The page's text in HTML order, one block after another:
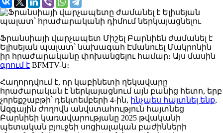
Ֆրանսիայի վարչապետ Միշել Բարնիեն ժամանել է
Ելիսեյան պալատ՝ նախագահ Էմանուել Մակրոնին
իր հրաժարականը փոխանցելու համար։ Այս մասին
գրում է BFMTV-ն։
Հաղորդվում է, որ կաբինետի ղեկավարը
հրաժարական է ներկայացնում այն ​​բանից հետո, երբ
չորեքշաբթի՝ դեկտեմբերի 4-ին, ինչպես հայտնել ենք,
Ազգային ժողովն անվստահություն հայտնեց
Բարնիեի կառավարությանը 2025 թվականի
պետական ​​բյուջեի սոցիալական բաժինների